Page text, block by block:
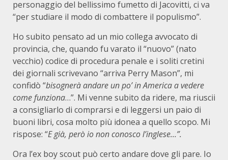
personaggio del bellissimo fumetto di Jacovitti, ci va
“per studiare il modo di combattere il populismo”.
Ho subito pensato ad un mio collega avvocato di
provincia, che, quando fu varato il “nuovo” (nato
vecchio) codice di procedura penale e i soliti cretini
dei giornali scrivevano “arriva Perry Mason”, mi
confidò “bisognerà andare un po’ in America a vedere
come funziona…”. Mi venne subito da ridere, ma riuscii
a consigliarlo di comprarsi e di leggersi un paio di
buoni libri, cosa molto più idonea a quello scopo. Mi
rispose: “E già, però io non conosco l’inglese…”.
Ora l’ex boy scout può certo andare dove gli pare. Io